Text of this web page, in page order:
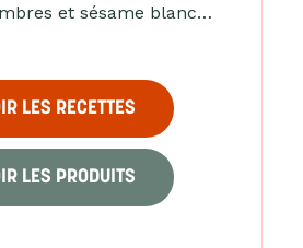
et sésame blanc…
LES RECETTES
LES PRODUITS